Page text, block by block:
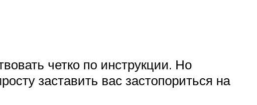
четко по инструкции. Но
заставить вас застопориться на